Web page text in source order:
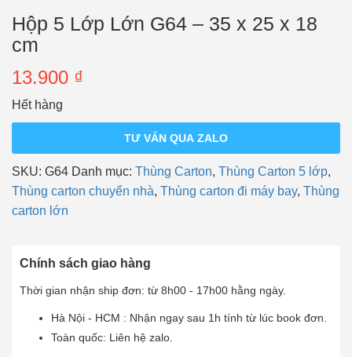
Hộp 5 Lớp Lớn G64 – 35 x 25 x 18
cm
13.900 ₫
Hết hàng
TƯ VẤN QUA ZALO
SKU: G64 Danh mục: Thùng Carton, Thùng Carton 5 lớp,
Thùng carton chuyển nhà, Thùng carton đi máy bay, Thùng
carton lớn
Chính sách giao hàng
Thời gian nhận ship đơn: từ 8h00 - 17h00 hằng ngày.
Hà Nội - HCM : Nhận ngay sau 1h tính từ lúc book đơn.
Toàn quốc: Liên hệ zalo.